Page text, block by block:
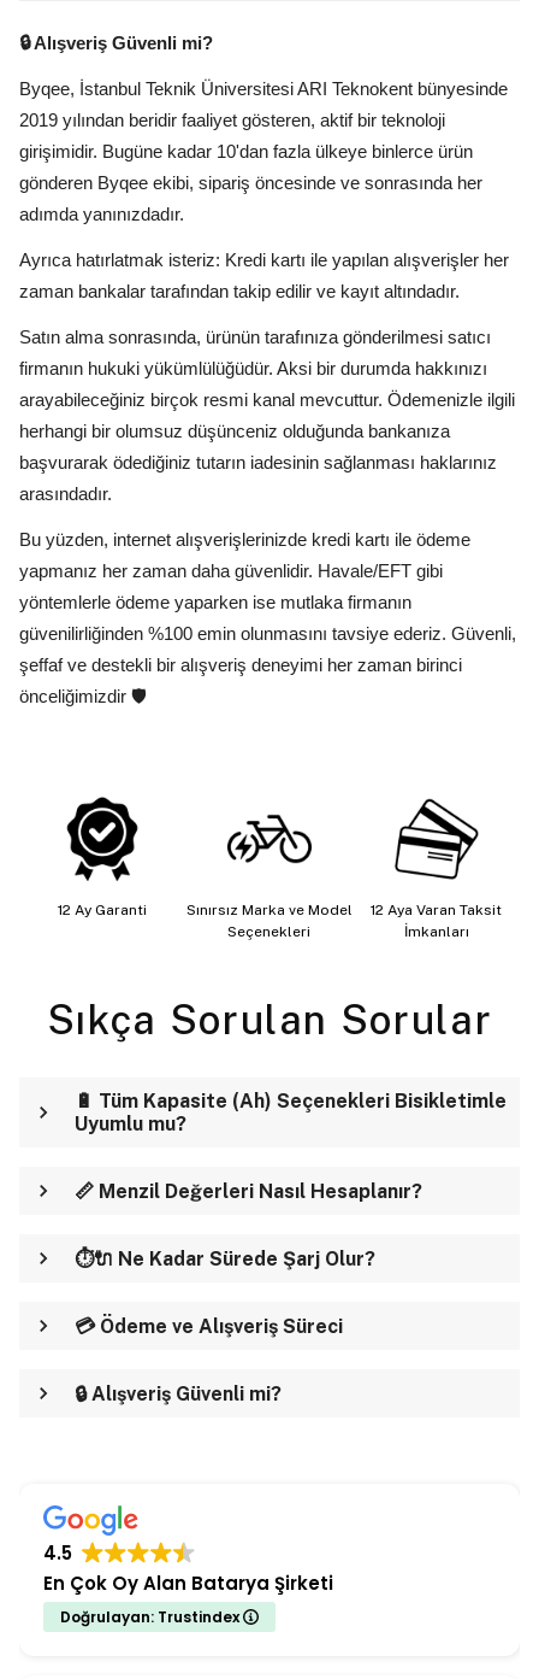
🔒 Alışveriş Güvenli mi?
Byqee, İstanbul Teknik Üniversitesi ARI Teknokent bünyesinde
2019 yılından beridir faaliyet gösteren, aktif bir teknoloji
girişimidir. Bugüne kadar 10'dan fazla ülkeye binlerce ürün
gönderen Byqee ekibi, sipariş öncesinde ve sonrasında her
adımda yanınızdadır.
Ayrıca hatırlatmak isteriz: Kredi kartı ile yapılan alışverişler her
zaman bankalar tarafından takip edilir ve kayıt altındadır.
Satın alma sonrasında, ürünün tarafınıza gönderilmesi satıcı
firmanın hukuki yükümlülüğüdür. Aksi bir durumda hakkınızı
arayabileceğiniz birçok resmi kanal mevcuttur. Ödemenizle ilgili
herhangi bir olumsuz düşünceniz olduğunda bankanıza
başvurarak ödediğiniz tutarın iadesinin sağlanması haklarınız
arasındadır.
Bu yüzden, internet alışverişlerinizde kredi kartı ile ödeme
yapmanız her zaman daha güvenlidir. Havale/EFT gibi
yöntemlerle ödeme yaparken ise mutlaka firmanın
güvenilirliğinden %100 emin olunmasını tavsiye ederiz. Güvenli,
şeffaf ve destekli bir alışveriş deneyimi her zaman birinci
önceliğimizdir 🛡️
12 Ay Garanti
Sınırsız Marka ve Model
Seçenekleri
12 Aya Varan Taksit
İmkanları
Sıkça Sorulan Sorular
🔋 Tüm Kapasite (Ah) Seçenekleri Bisikletimle
Uyumlu mu?
📏 Menzil Değerleri Nasıl Hesaplanır?
⏱️🔌 Ne Kadar Sürede Şarj Olur?
💳 Ödeme ve Alışveriş Süreci
🔒 Alışveriş Güvenli mi?